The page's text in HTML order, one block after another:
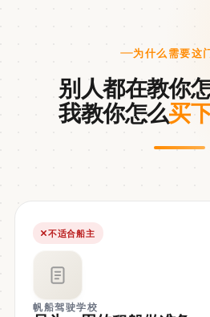
为什么需要这
别人都在教你
我教你怎么买
不适合船主
帆船驾驶学校